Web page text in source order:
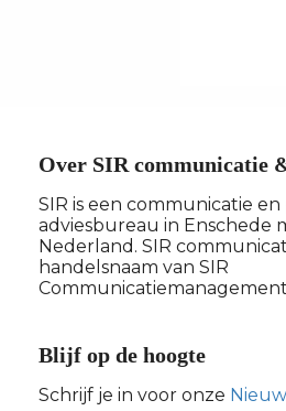
Over SIR communicatie
SIR is een communicatie
adviesbureau in Enschede
Nederland. SIR
handelsnaam van SIR
Communicatiemanagement
Blijf op de hoogte
Schrijf je in voor onze